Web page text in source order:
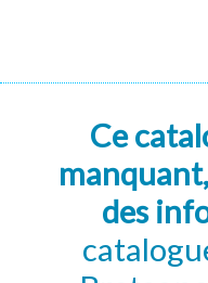
Ce
des